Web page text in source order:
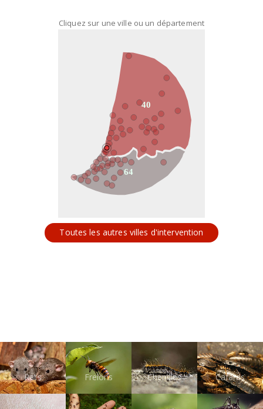
Cliquez sur une ville ou un département
64
40
Toutes les autres villes d'intervention
Rats Frelons Chenilles Cafards